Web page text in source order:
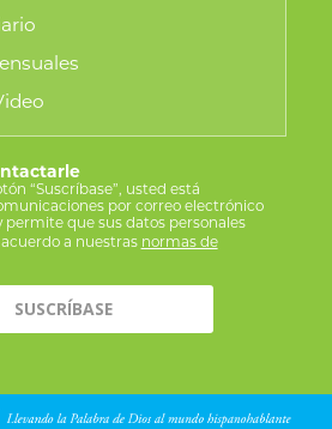
“Suscríbase”, usted está
por correo electrónico
permite que sus datos personales
a nuestras normas de